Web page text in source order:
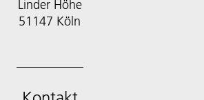
Linder Höhe
51147 Köln